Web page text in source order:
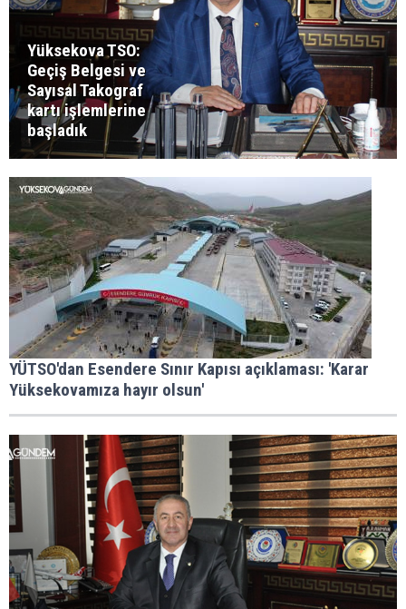
Yüksekova TSO:
Geçiş Belgesi ve
Sayısal Takograf
kartı işlemlerine
başladık
YÜTSO'dan Esendere Sınır Kapısı açıklaması: 'Karar
Yüksekovamıza hayır olsun'